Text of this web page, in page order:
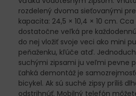
rozdelený dvoma sieťovanými
kapacita: 24,5 × 10,4 × 10 cm. Cca
dostatočne veľká pre
do nej vložiť svoje veci ako mini
peňaženku, kľúče atď.
suchými zipsami ju veľmi pevne
Ľahká demontáž je
bicykel. Ak sú suché zipsy príliš
odstrihnúť. Mobilný telefón